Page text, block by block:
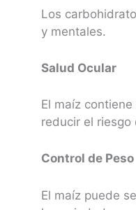
Los
y mentales.
Salud Ocular
El maíz
reducir el riesgo
Control de Peso
El maíz puede